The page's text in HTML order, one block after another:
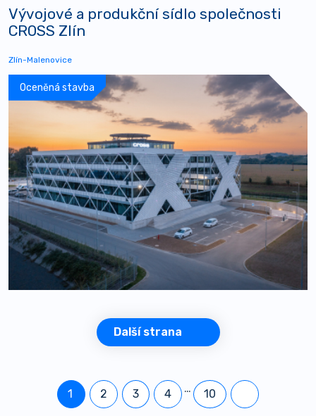
Vývojové a produkční sídlo společnosti
CROSS Zlín
Zlín-Malenovice
Oceněná stavba
Další strana
1 2 3 4 … 10